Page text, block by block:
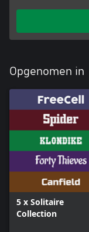
Opgenomen in
5 x Solitaire
Collection